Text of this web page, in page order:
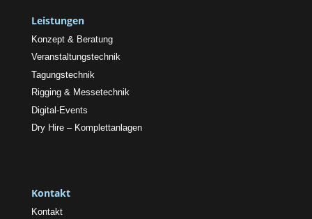
Leistungen
Konzept & Beratung
Veranstaltungstechnik
Tagungstechnik
Rigging & Messetechnik
Digital-Events
Dry Hire – Komplettanlagen
Kontakt
Kontakt